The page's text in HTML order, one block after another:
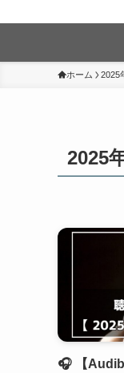
ホーム 2025
2025
🎧 【